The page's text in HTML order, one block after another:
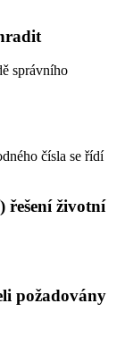
správního
čísla se řídí
řešení životní
požadovány